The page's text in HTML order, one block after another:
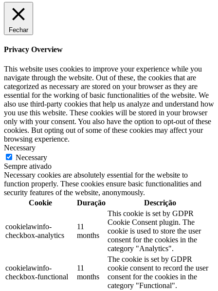
Fechar
Privacy Overview
This website uses cookies to improve your experience while you
navigate through the website. Out of these, the cookies that are
categorized as necessary are stored on your browser as they are
essential for the working of basic functionalities of the website. We
also use third-party cookies that help us analyze and understand how
you use this website. These cookies will be stored in your browser
only with your consent. You also have the option to opt-out of these
cookies. But opting out of some of these cookies may affect your
browsing experience.
Necessary
Necessary
Sempre ativado
Necessary cookies are absolutely essential for the website to
function properly. These cookies ensure basic functionalities and
security features of the website, anonymously.
Cookie
Duração Descrição
cookielawinfo-
checkbox-analytics
11
months
This cookie is set by GDPR
Cookie Consent plugin. The
cookie is used to store the user
consent for the cookies in the
category "Analytics".
cookielawinfo-
checkbox-functional
11
months
The cookie is set by GDPR
cookie consent to record the user
consent for the cookies in the
category "Functional".